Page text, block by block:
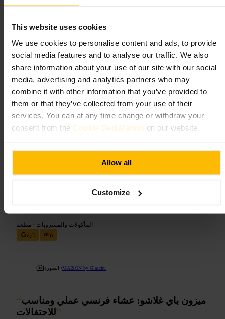
This website uses cookies
We use cookies to personalise content and ads, to provide
social media features and to analyse our traffic. We also
share information about your use of our site with our social
media, advertising and analytics partners who may
combine it with other information that you’ve provided to
them or that they’ve collected from your use of their
services. You can at any time change or withdraw your
consent from the Cookie Declaration on our website.
Allow all
Customize
جو مريح وقابل للمحادثة مع عروض موسيقى حية في أمسيات محددة.
الهاغيس وفطائر اللحم، مع جانب من البطاطس المقرمشة. تشكيلة
المشروبات تشمل جعة على الصنبور ونبيذ مختار، والحلويات تتضمن
نسخة مميزة من المارس بار المقلي. الطاقم ودود ويعطي توصيات
شخصية.
خطط لزيارتك
احجز مسبقًا لأمسيات العروض الحية أو عطلات نهاية الأسبوع. اطلب من
الموظفين توصية نبيذ مع طبقك، فهم يعرفون الخيارات جيدًا. إذا تفضّل
http://www.dukesumbrella.com/
المأكولات والمشروبات • مطعم
٤٫٦
٥
الصورة /MAISON by Glaschu
“ميزون باي غلاشو: عشاء فرنسي عملي ومناسب
للاحتفالات”